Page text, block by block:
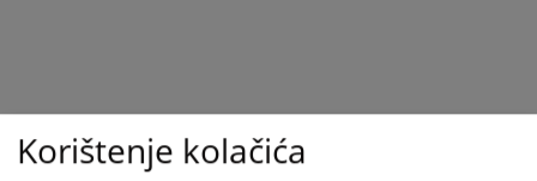
Korištenje kolačića